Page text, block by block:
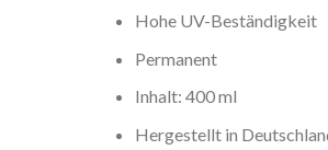
Hohe UV-Beständigkeit
Permanent
Inhalt: 400 ml
Hergestellt in